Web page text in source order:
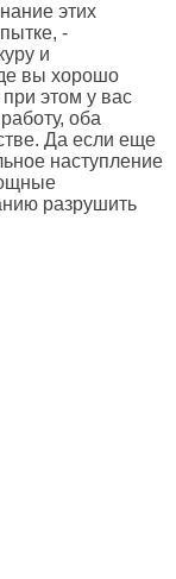
этих
-
и
вы хорошо
при этом у вас
оба
Да если еще
наступление
разрушить